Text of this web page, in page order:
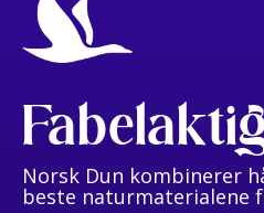
Norsk Dun kombinerer
beste naturmaterialene